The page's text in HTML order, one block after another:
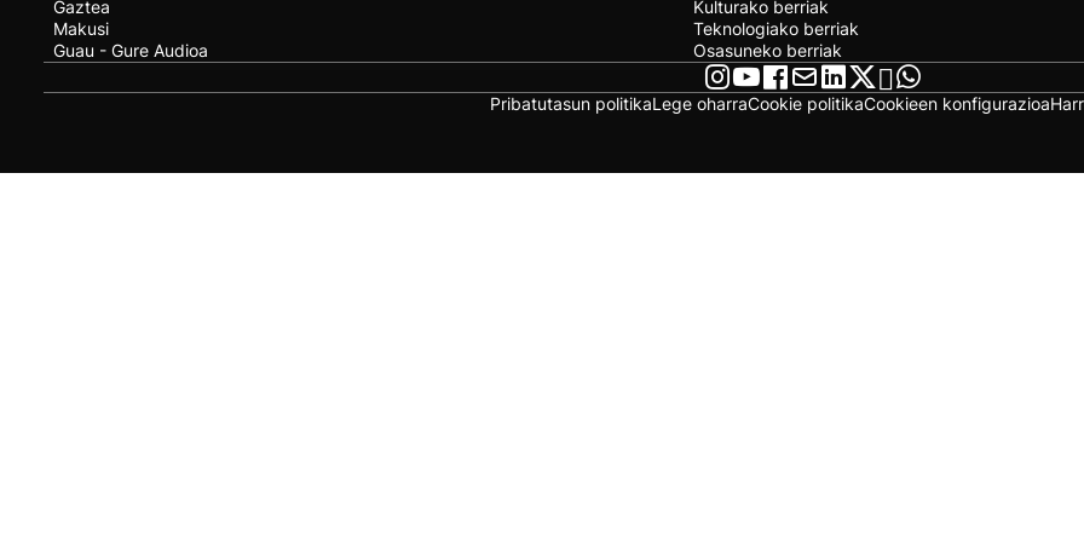
Gaztea
Makusi
Guau - Gure Audioa
Kulturako berriak
Teknologiako berriak
Osasuneko berriak
Pribatutasun politikaLege oharraCookie politikaCookieen konfigurazioa